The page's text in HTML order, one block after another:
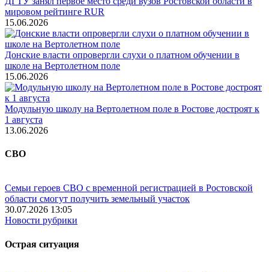
мировом рейтинге RUR
15.06.2026
Донские власти опровергли слухи о платном обучении в
школе на Вертолетном поле
15.06.2026
Модульную школу на Вертолетном поле в Ростове достроят к
1 августа
13.06.2026
СВО
Семьи героев СВО с временной регистрацией в Ростовской
области смогут получить земельный участок
30.07.2026 13:05
Новости рубрики
Острая ситуация